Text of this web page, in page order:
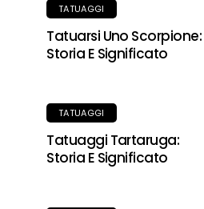
TATUAGGI
Tatuarsi Uno Scorpione:
Storia E Significato
TATUAGGI
Tatuaggi Tartaruga:
Storia E Significato